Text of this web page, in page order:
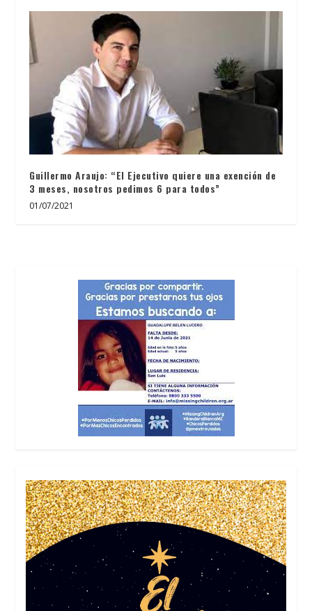
Guillermo Araujo: “El Ejecutivo quiere una exención de
3 meses, nosotros pedimos 6 para todos”
01/07/2021